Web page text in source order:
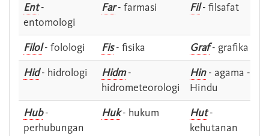
Ent-
entomologi
Far- farmasi Fil- filsafat
Filol- folologi Fis- fisika Graf- grafika
Hid- hidrologi Hidm-
hidrometeorologi
Hin- agama -
Hindu
Hub-
perhubungan
Huk- hukum Hut-
kehutanan